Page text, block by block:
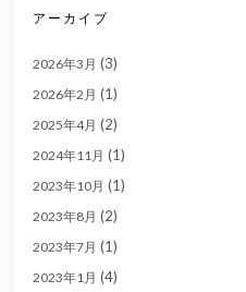
アーカイブ
2026年3月 (3)
2026年2月 (1)
2025年4月 (2)
2024年11月 (1)
2023年10月 (1)
2023年8月 (2)
2023年7月 (1)
2023年1月 (4)